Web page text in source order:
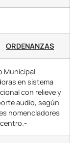
ORDENANZAS
Municipal
en sistema
con relieve y
audio, según
nomencladores